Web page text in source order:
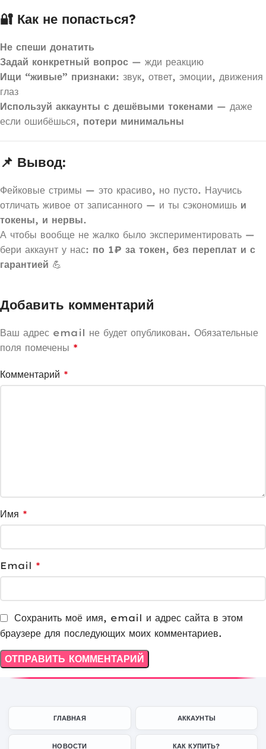
🔐 Как не попасться?
Не спеши донатить
Задай конкретный вопрос — жди реакцию
Ищи “живые” признаки: звук, ответ, эмоции, движения
глаз
Используй аккаунты с дешёвыми токенами — даже
если ошибёшься, потери минимальны
📌 Вывод:
Фейковые стримы — это красиво, но пусто. Научись
отличать живое от записанного — и ты сэкономишь и
токены, и нервы.
А чтобы вообще не жалко было экспериментировать —
бери аккаунт у нас: по 1₽ за токен, без переплат и с
гарантией 💪
Добавить комментарий
Ваш адрес email не будет опубликован. Обязательные
поля помечены *
Комментарий *
Имя *
Email *
Сохранить моё имя, email и адрес сайта в этом
браузере для последующих моих комментариев.
ГЛАВНАЯ АККАУНТЫ
НОВОСТИ КАК КУПИТЬ?